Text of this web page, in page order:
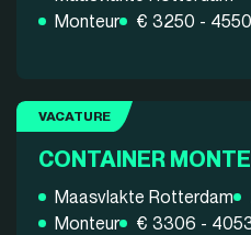
Monteur
€ 3250 -
VACATURE
CONTAINER
Maasvlakte Rotterdam
Monteur
€ 3306 -